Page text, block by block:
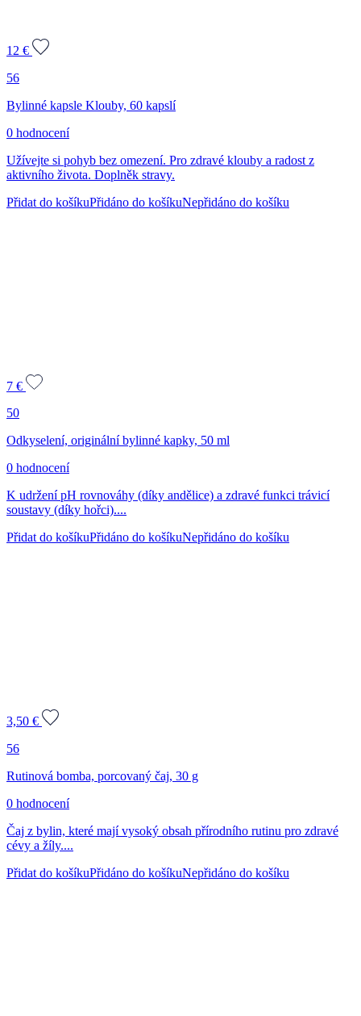
12 €
56
Bylinné kapsle Klouby, 60 kapslí
0 hodnocení
Užívejte si pohyb bez omezení. Pro zdravé klouby a radost z
aktivního života. Doplněk stravy.
Přidat do košíkuPřidáno do košíkuNepřidáno do košíku
7 €
50
Odkyselení, originální bylinné kapky, 50 ml
0 hodnocení
K udržení pH rovnováhy (díky andělice) a zdravé funkci trávicí
soustavy (díky hořci)....
Přidat do košíkuPřidáno do košíkuNepřidáno do košíku
3,50 €
56
Rutinová bomba, porcovaný čaj, 30 g
0 hodnocení
Čaj z bylin, které mají vysoký obsah přírodního rutinu pro zdravé
cévy a žíly....
Přidat do košíkuPřidáno do košíkuNepřidáno do košíku